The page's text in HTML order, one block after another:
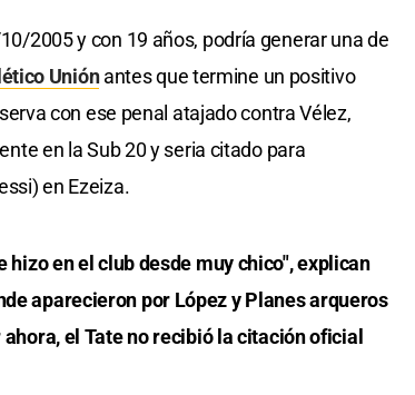
2005 y con 19 años, podría generar una de
Uniónantes que termine un positivo
con ese penal atajado contra Vélez,
en la Sub 20 y seria citado para
en Ezeiza.
en el club desde muy chico", explican
aparecieron por López y Planes arqueros
el Tate no recibió la citación oficial